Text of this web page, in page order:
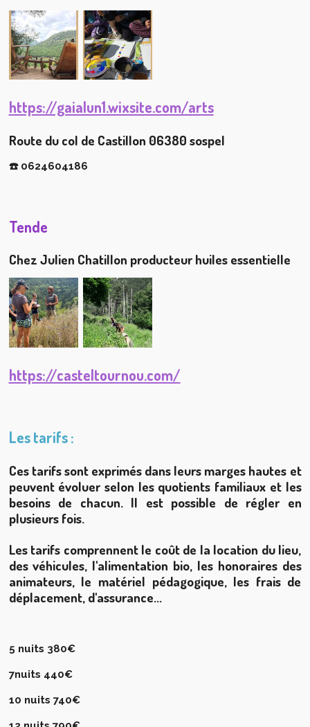
https://gaialun1.wixsite.com/arts
Route du col de Castillon 06380 sospel
☎️ 0624604186
Tende
Chez Julien Chatillon producteur huiles essentielle
https://casteltournou.com/
Les tarifs :
Ces tarifs sont exprimés dans leurs marges hautes et
peuvent évoluer selon les quotients familiaux et les
besoins de chacun. Il est possible de régler en
plusieurs fois.
Les tarifs comprennent le coût de la location du lieu,
des véhicules, l'alimentation bio, les honoraires des
animateurs, le matériel pédagogique, les frais de
déplacement, d'assurance...
5 nuits 380€
7nuits 440€
10 nuits 740€